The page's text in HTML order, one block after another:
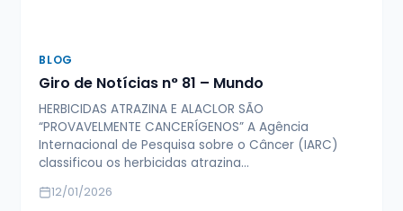
BLOG
Giro de Notícias n° 81 – Mundo
HERBICIDAS ATRAZINA E ALACLOR SÃO
“PROVAVELMENTE CANCERÍGENOS” A Agência
Internacional de Pesquisa sobre o Câncer (IARC)
classificou os herbicidas atrazina…
12/01/2026